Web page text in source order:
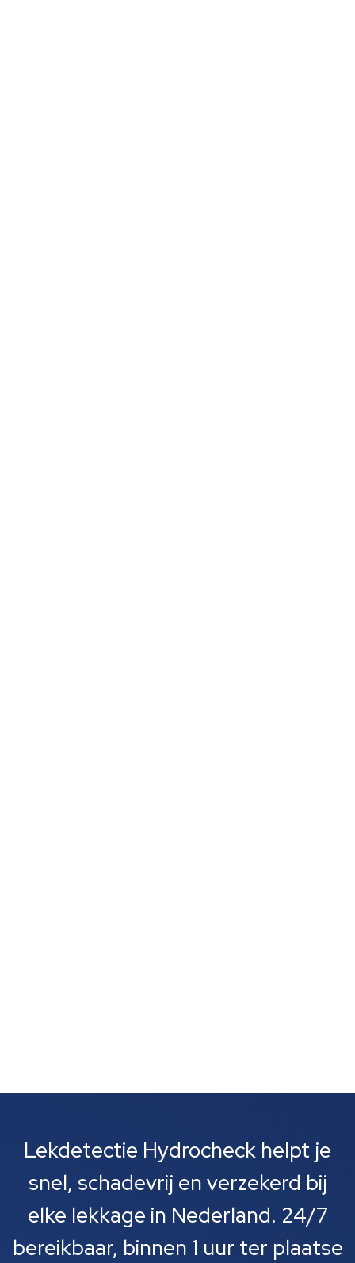
Lekdetectie Hydrocheck helpt je
snel, schadevrij en verzekerd bij
elke lekkage in Nederland. 24/7
bereikbaar, binnen 1 uur ter plaatse